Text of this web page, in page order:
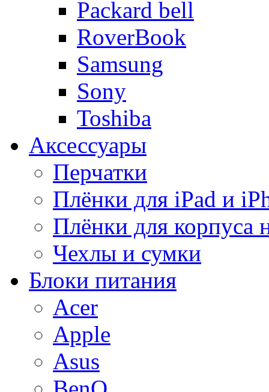
Packard bell
RoverBook
Samsung
Sony
Toshiba
Аксессуары
Перчатки
Плёнки для iPad и
Плёнки для корпуса
Чехлы и сумки
Блоки питания
Acer
Apple
Asus